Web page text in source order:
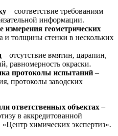
– соответствие требованиям
информации.
геометрических
и толщины стенки в нескольких
– отсутствие вмятин, царапин,
равномерность окраски.
протоколы испытаний –
протоколы заводских
ответственных объектах –
в аккредитованной
химических экспертиз».